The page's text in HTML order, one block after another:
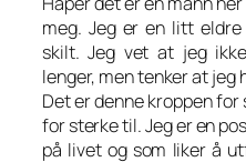
meg. Jeg er en litt
skilt. Jeg vet at jeg
lenger, men tenker at
Det er denne kroppen
for sterke til. Jeg er en
på livet og som liker å